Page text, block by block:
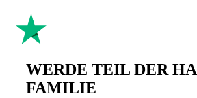
WERDE TEIL DER
FAMILIE